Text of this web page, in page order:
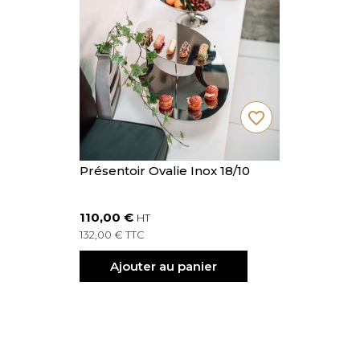
Présentoir Ovalie Inox 18/10
110,00 € HT
132,00 € TTC
Ajouter au panier
favorite_border